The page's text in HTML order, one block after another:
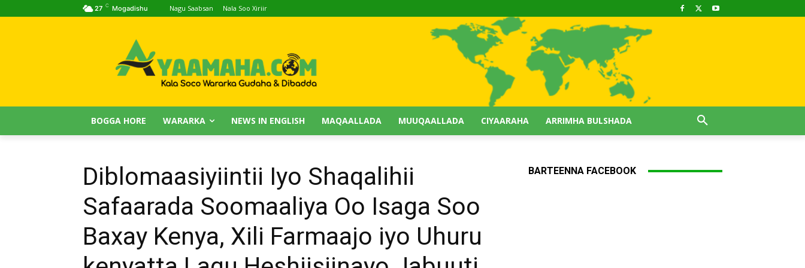
27 C Mogadishu Nagu Saabsan Nala Soo Xiriir
BOGGA HORE WARARKA NEWS IN ENGLISH MAQAALLADA MUUQAALLADA CIYAARAHA ARRIMHA BULSHADA
Diblomaasiyiintii Iyo Shaqalihii
Safaarada Soomaaliya Oo Isaga Soo
Baxay Kenya, Xili Farmaajo iyo Uhuru
BARTEENNA FACEBOOK